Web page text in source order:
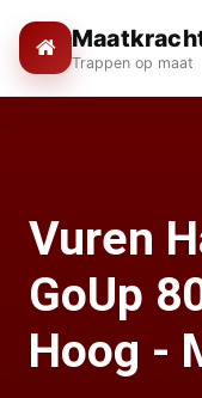
Trappen op maat
Vuren
GoUp
Hoog -